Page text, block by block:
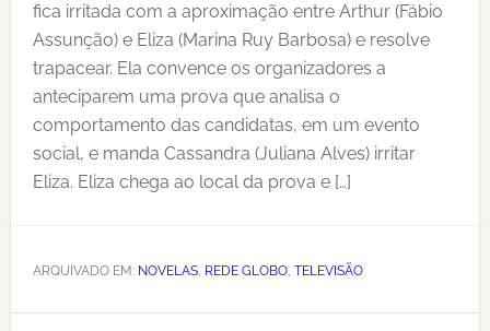
fica irritada com a aproximação entre Arthur (Fábio
Assunção) e Eliza (Marina Ruy Barbosa) e resolve
trapacear. Ela convence os organizadores a
anteciparem uma prova que analisa o
comportamento das candidatas, em um evento
social, e manda Cassandra (Juliana Alves) irritar
Eliza. Eliza chega ao local da prova e […]
ARQUIVADO EM: NOVELAS, REDE GLOBO, TELEVISÃO